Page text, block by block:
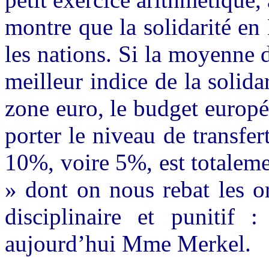
montre que la solidarité
les nations. Si la moyenne
meilleur indice de la
zone euro, le budget
porter le niveau de
10%, voire 5%, est
» dont on nous rebat les
disciplinaire et punitif :
aujourd’hui Mme Merkel.